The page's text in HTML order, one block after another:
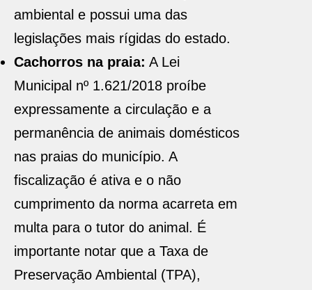
ambiental e possui uma das
legislações mais rígidas do estado.
Cachorros na praia: A Lei
Municipal nº 1.621/2018 proíbe
expressamente a circulação e a
permanência de animais domésticos
nas praias do município. A
fiscalização é ativa e o não
cumprimento da norma acarreta em
multa para o tutor do animal. É
importante notar que a Taxa de
Preservação Ambiental (TPA),